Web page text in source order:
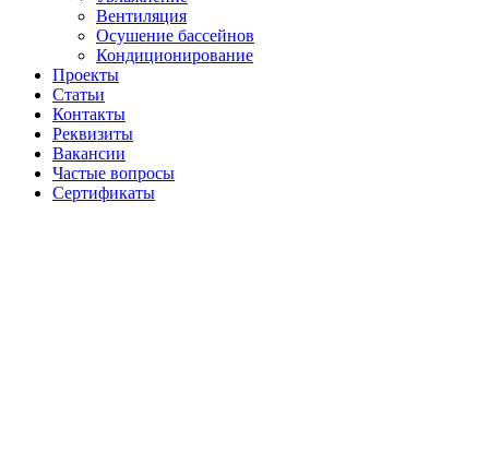
Вентиляция
Осушение бассейнов
Кондиционирование
Проекты
Статьи
Контакты
Реквизиты
Вакансии
Частые вопросы
Сертификаты